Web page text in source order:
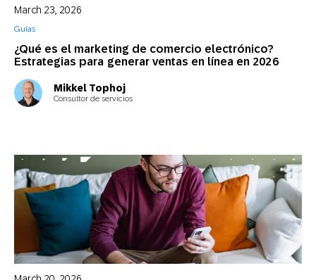
¿Qué es el marketing de comercio electrónico?
Estrategias para generar ventas en línea en 2026
March 23, 2026
Guías
Mikkel Tophoj
Consultor de servicios